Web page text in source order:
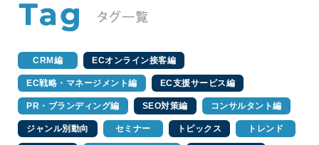
CRM編 ECオンライン接客編
EC戦略・マネージメント編 EC支援サービス編
PR・ブランディング編 SEO対策編 コンサルタント編
ジャンル別動向 セミナー トピックス トレンド